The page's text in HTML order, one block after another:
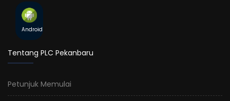
Android
Tentang PLC Pekanbaru
Petunjuk Memulai